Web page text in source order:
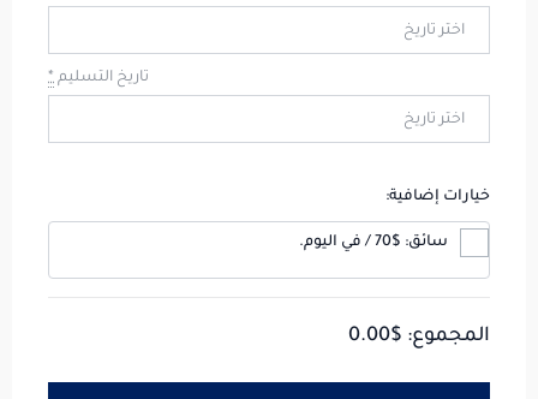
تاريخ التسليم *
خيارات إضافية:
سائق: $70 / في اليوم.
المجموع: $0.00